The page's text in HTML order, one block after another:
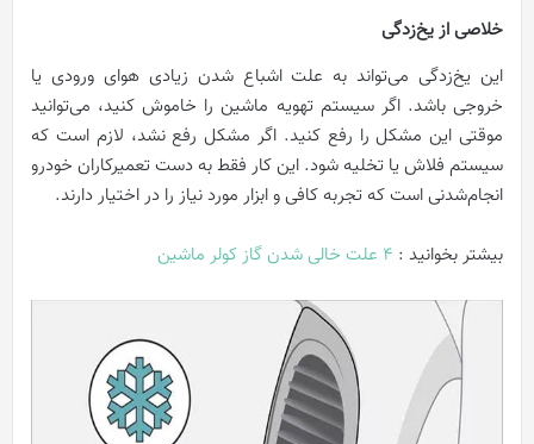
خلاصی از یخ‌زدگی
این یخ‌زدگی می‌تواند به علت اشباع شدن زیادی هوای ورودی یا
خروجی باشد. اگر سیستم تهویه ماشین را خاموش کنید، می‌توانید
موقتی این مشکل را رفع کنید. اگر مشکل رفع نشد، لازم است که
سیستم فلاش یا تخلیه شود. این کار فقط به دست تعمیرکاران خودرو
انجام‌شدنی است که تجربه کافی و ابزار مورد نیاز را در اختیار دارند.
بیشتر بخوانید : 4 علت خالی شدن گاز کولر ماشین